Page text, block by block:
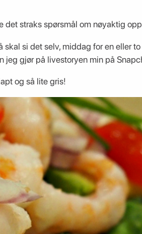
det straks spørsmål om nøyaktig
si det selv, middag for en eller
jeg gjør på livestoryen min på
og så lite gris!